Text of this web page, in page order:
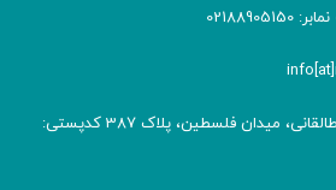
آدرس: پسـتی تهران، خیابان طالقانی، میدان فلسطین، پلاک 387 کدپستی: